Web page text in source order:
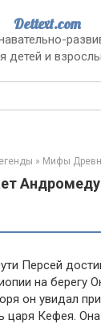
Dettext.com
детей и
» Мифы
Андромеду
Персей
на берегу
он увидал
царя Кефея.